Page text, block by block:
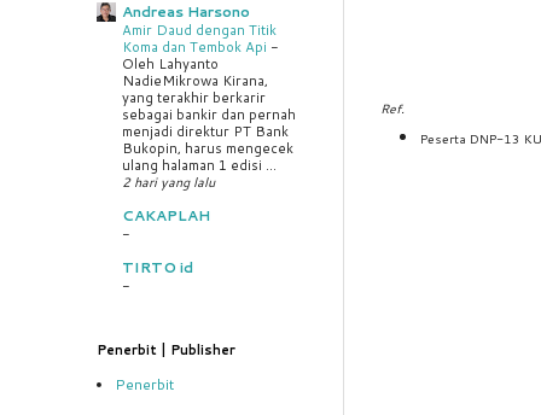
Ref.
Peserta DNP-13
Andreas Harsono
Amir Daud dengan Titik
Koma dan Tembok Api -
Oleh Lahyanto
NadieMikrowa Kirana,
yang terakhir berkarir
sebagai bankir dan pernah
menjadi direktur PT Bank
Bukopin, harus mengecek
ulang halaman 1 edisi ...
2 hari yang lalu
CAKAPLAH
-
TIRTO id
-
Penerbit | Publisher
Penerbit